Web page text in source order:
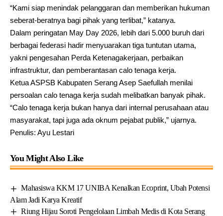
“Kami siap menindak pelanggaran dan memberikan hukuman
seberat-beratnya bagi pihak yang terlibat,” katanya.
Dalam peringatan May Day 2026, lebih dari 5.000 buruh dari
berbagai federasi hadir menyuarakan tiga tuntutan utama,
yakni pengesahan Perda Ketenagakerjaan, perbaikan
infrastruktur, dan pemberantasan calo tenaga kerja.
Ketua ASPSB Kabupaten Serang Asep Saefullah menilai
persoalan calo tenaga kerja sudah melibatkan banyak pihak.
“Calo tenaga kerja bukan hanya dari internal perusahaan atau
masyarakat, tapi juga ada oknum pejabat publik,” ujarnya.
Penulis: Ayu Lestari
You Might Also Like
Mahasiswa KKM 17 UNIBA Kenalkan Ecoprint, Ubah Potensi
Alam Jadi Karya Kreatif
Riung Hijau Soroti Pengelolaan Limbah Medis di Kota Serang